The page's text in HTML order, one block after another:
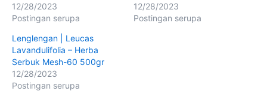
12/28/2023
Postingan serupa
12/28/2023
Postingan serupa
Lenglengan | Leucas
Lavandulifolia – Herba
Serbuk Mesh-60 500gr
12/28/2023
Postingan serupa